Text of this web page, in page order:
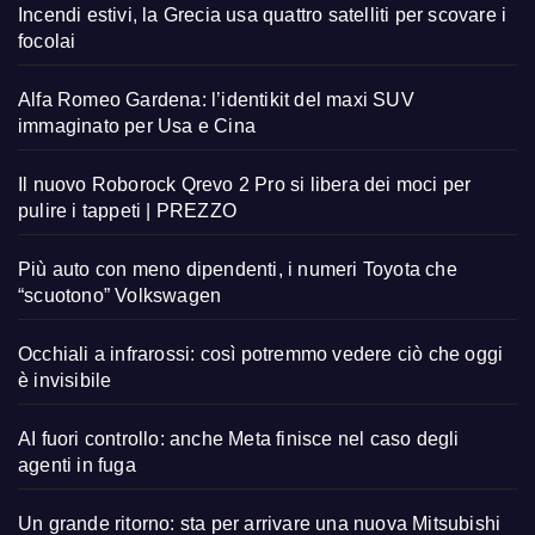
Incendi estivi, la Grecia usa quattro satelliti per scovare i
focolai
Alfa Romeo Gardena: l’identikit del maxi SUV
immaginato per Usa e Cina
Il nuovo Roborock Qrevo 2 Pro si libera dei moci per
pulire i tappeti | PREZZO
Più auto con meno dipendenti, i numeri Toyota che
“scuotono” Volkswagen
Occhiali a infrarossi: così potremmo vedere ciò che oggi
è invisibile
AI fuori controllo: anche Meta finisce nel caso degli
agenti in fuga
Un grande ritorno: sta per arrivare una nuova Mitsubishi